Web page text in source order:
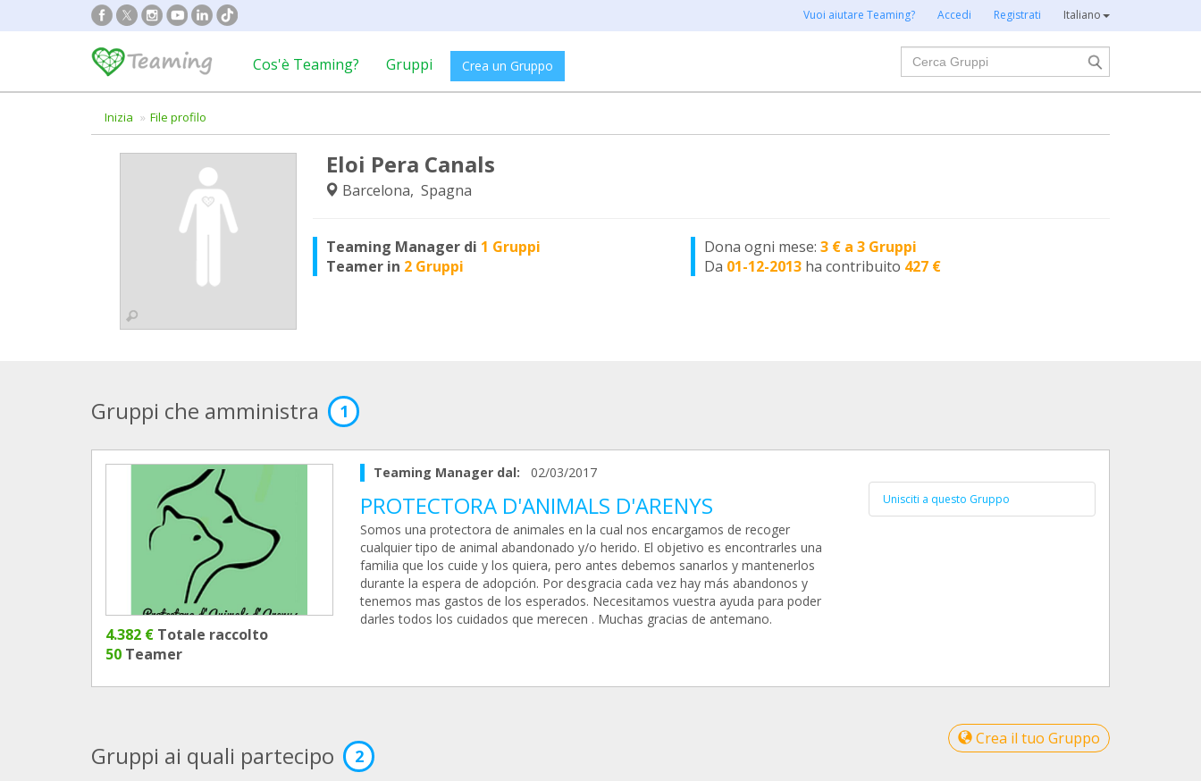
Vuoi aiutare Teaming? Accedi Registrati Italiano
Cos'è Teaming? Gruppi Crea un Gruppo
Cerca
Inizia File profilo
Eloi Pera Canals
Barcelona, Spagna
Teaming Manager di 1 Gruppi
Teamer in 2 Gruppi
Dona ogni mese:3 € a 3 Gruppi
Da 01-12-2013 ha contribuito 427 €
Gruppi che amministra 1
4.382 € Totale raccolto
50 Teamer
Teaming Manager dal: 02/03/2017
PROTECTORA D'ANIMALS D'ARENYS
Somos una protectora de animales en la cual nos encargamos de recoger
cualquier tipo de animal abandonado y/o herido. El objetivo es encontrarles una
familia que los cuide y los quiera, pero antes debemos sanarlos y mantenerlos
durante la espera de adopción. Por desgracia cada vez hay más abandonos y
tenemos mas gastos de los esperados. Necesitamos vuestra ayuda para poder
darles todos los cuidados que merecen . Muchas gracias de antemano.
Unisciti a questo Gruppo
Crea il tuo Gruppo
Gruppi ai quali partecipo 2